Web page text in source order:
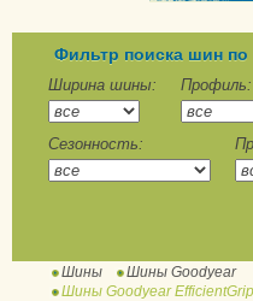
Ultra
Ultra
Ultra
Ultra
Ultra
Ultra
Фильтр поиска шин по
Ширина шины: Профиль:
Сезонность:
Шины
Шины Goodyear
Шины Goodyear